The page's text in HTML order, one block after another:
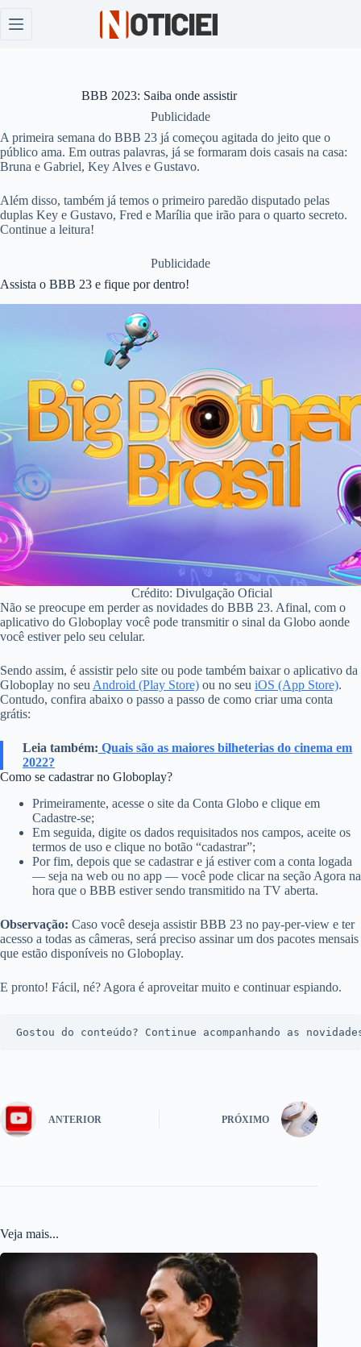
para
BBB 2023: Saiba onde assistir
Publicidade
A primeira semana do BBB 23 já começou agitada do jeito que o
público ama. Em outras palavras, já se formaram dois casais na casa:
Bruna e Gabriel, Key Alves e Gustavo.
Além disso, também já temos o primeiro paredão disputado pelas
duplas Key e Gustavo, Fred e Marília que irão para o quarto secreto.
Continue a leitura!
Publicidade
Assista o BBB 23 e fique por dentro!
Crédito: Divulgação Oficial
Não se preocupe em perder as novidades do BBB 23. Afinal, com o
aplicativo do Globoplay você pode transmitir o sinal da Globo aonde
você estiver pelo seu celular.
Sendo assim, é assistir pelo site ou pode também baixar o aplicativo da
Globoplay no seu Android (Play Store) ou no seu iOS (App Store).
Contudo, confira abaixo o passo a passo de como criar uma conta
grátis:
Leia também: Quais são as maiores bilheterias do cinema em
2022?
Como se cadastrar no Globoplay?
Primeiramente, acesse o site da Conta Globo e clique em
Cadastre-se;
Em seguida, digite os dados requisitados nos campos, aceite os
termos de uso e clique no botão “cadastrar”;
Por fim, depois que se cadastrar e já estiver com a conta logada
— seja na web ou no app — você pode clicar na seção Agora na
hora que o BBB estiver sendo transmitido na TV aberta.
Observação: Caso você deseja assistir BBB 23 no pay-per-view e ter
acesso a todas as câmeras, será preciso assinar um dos pacotes mensais
que estão disponíveis no Globoplay.
E pronto! Fácil, né? Agora é aproveitar muito e continuar espiando.
Gostou do conteúdo? Continue acompanhando as
ANTERIOR PRÓXIMO
Veja mais...